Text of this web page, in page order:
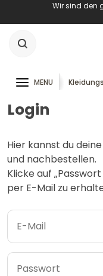
Wir sind den
MENU
Login
Hier kannst du
und nachbestellen.
Klicke auf
per E-Mail zu